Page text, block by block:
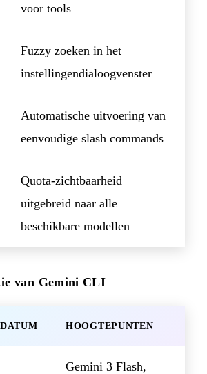
voor tools
Fuzzy zoeken in het
instellingendialoogvenster
Automatische uitvoering van
eenvoudige slash commands
Quota-zichtbaarheid
uitgebreid naar alle
beschikbare modellen
van Gemini CLI
DATUM HOOGTEPUNTEN
Gemini 3 Flash,